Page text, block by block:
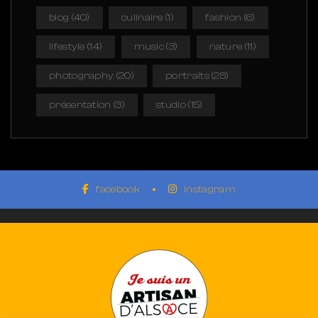
blog (40) culinaire (1) fashion (6)
lifestyle (14) music(3) nature (11)
photography (20) portraits(28)
présentation (3) studio(15)
facebook instagram